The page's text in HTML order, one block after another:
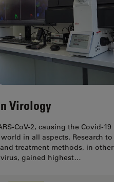
Virology
CoV-2, causing the Covid-19
in all aspects. Research to
treatment methods, in other
gained highest…